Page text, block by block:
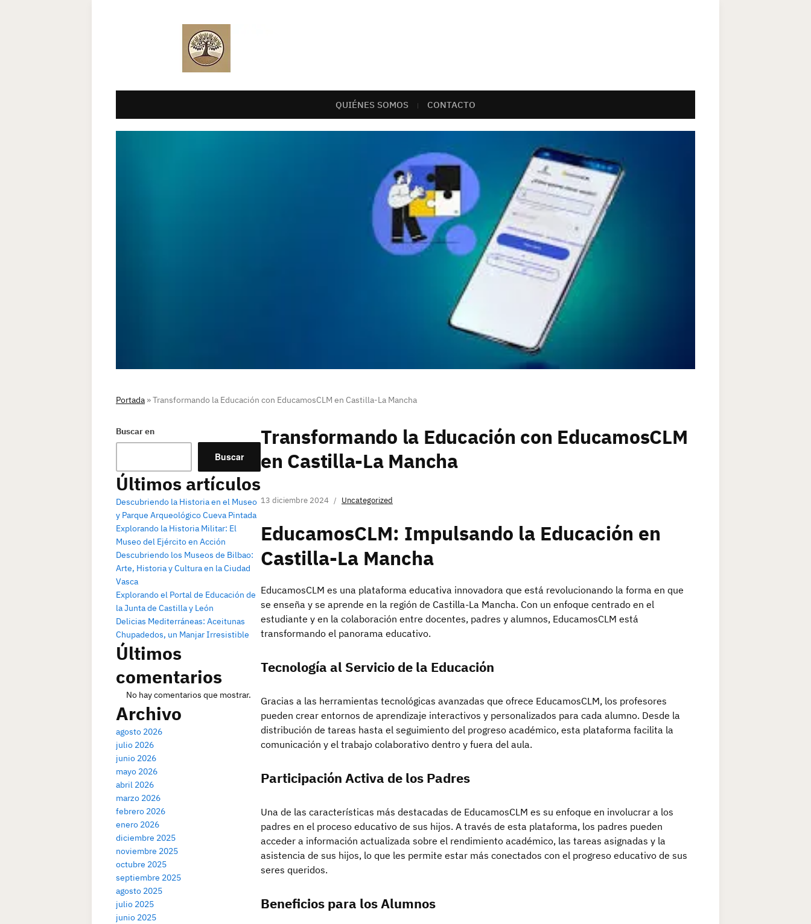
QUIÉNES SOMOS CONTACTO
Portada »Transformando la Educación con EducamosCLM en Castilla-La Mancha
Buscar en
Buscar
Últimos artículos
Descubriendo la Historia en el Museo
y Parque Arqueológico Cueva Pintada
Explorando la Historia Militar: El
Museo del Ejército en Acción
Descubriendo los Museos de Bilbao:
Arte, Historia y Cultura en la Ciudad
Vasca
Explorando el Portal de Educación de
la Junta de Castilla y León
Delicias Mediterráneas: Aceitunas
Chupadedos, un Manjar Irresistible
Últimos
comentarios
No hay comentarios que mostrar.
Archivo
agosto 2026
julio 2026
junio 2026
mayo 2026
abril 2026
marzo 2026
febrero 2026
enero 2026
diciembre 2025
noviembre 2025
octubre 2025
septiembre 2025
agosto 2025
julio 2025
junio 2025
Transformando la Educación con EducamosCLM
en Castilla-La Mancha
13 diciembre 2024 Uncategorized
EducamosCLM: Impulsando la Educación en
Castilla-La Mancha
EducamosCLM es una plataforma educativa innovadora que está revolucionando la forma en que
se enseña y se aprende en la región de Castilla-La Mancha. Con un enfoque centrado en el
estudiante y en la colaboración entre docentes, padres y alumnos, EducamosCLM está
transformando el panorama educativo.
Tecnología al Servicio de la Educación
Gracias a las herramientas tecnológicas avanzadas que ofrece EducamosCLM, los profesores
pueden crear entornos de aprendizaje interactivos y personalizados para cada alumno. Desde la
distribución de tareas hasta el seguimiento del progreso académico, esta plataforma facilita la
comunicación y el trabajo colaborativo dentro y fuera del aula.
Participación Activa de los Padres
Una de las características más destacadas de EducamosCLM es su enfoque en involucrar a los
padres en el proceso educativo de sus hijos. A través de esta plataforma, los padres pueden
acceder a información actualizada sobre el rendimiento académico, las tareas asignadas y la
asistencia de sus hijos, lo que les permite estar más conectados con el progreso educativo de sus
seres queridos.
Beneficios para los Alumnos